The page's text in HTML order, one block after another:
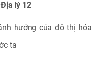
lý 12
hưởng của đô thị hóa
ta